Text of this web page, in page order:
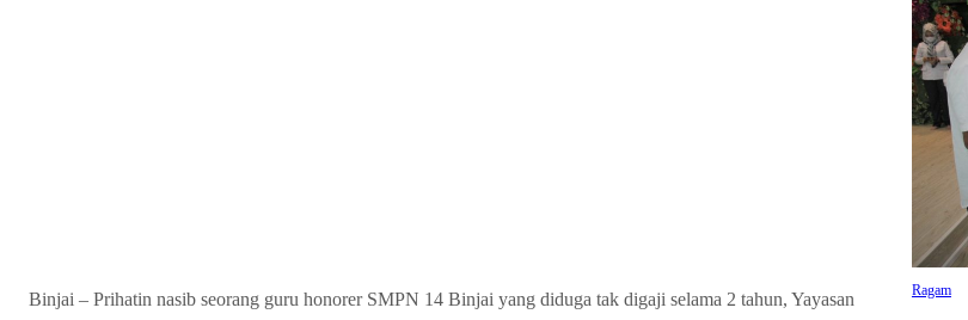
Binjai – Prihatin nasib seorang guru honorer SMPN 14 Binjai yang diduga tak digaji selama 2 tahun, Yayasan
Ragam